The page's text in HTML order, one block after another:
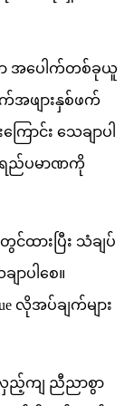
ာ အပေါက်တစ်ခုယူ
က်အဖျားနှစ်ဖက်
င်း သေချာပါ
ရည်ပမာဏကို
ထားပြီး သံချပ်
ာပါစေ။
လိုအပ်ချက်များ
ည့်ကျ ညီညာစွာ